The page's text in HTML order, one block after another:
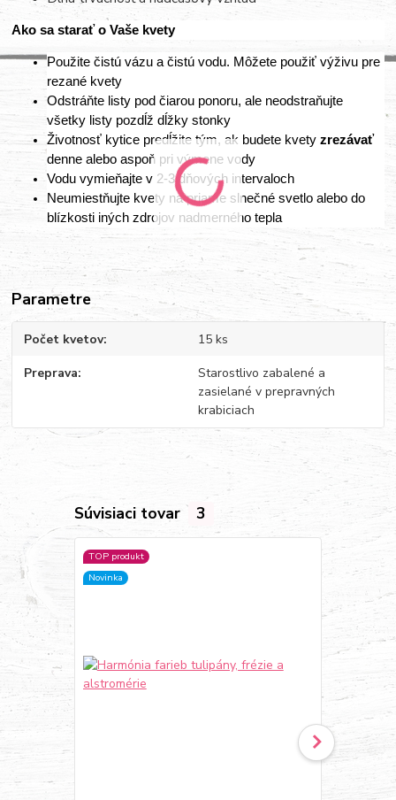
Ako sa starať o Vaše kvety
Použite čistú vázu a čistú vodu. Môžete použiť výživu pre
rezané kvety
Odstráňte listy pod čiarou ponoru, ale neodstraňujte
všetky listy pozdĺž dĺžky stonky
Životnosť kytice predĺžite tým, ak budete kvetyzrezávať
denne alebo aspoň pri výmene vody
Vodu vymieňajte v 2-3 dňových intervaloch
Neumiestňujte kvety na priame slnečné svetlo alebo do
blízkosti iných zdrojov nadmerného tepla
Parametre
Počet kvetov 15 ks
Preprava
Starostlivo zabalené a
zasielané v prepravných
krabiciach
Súvisiaci tovar 3
TOP produkt
Novinka